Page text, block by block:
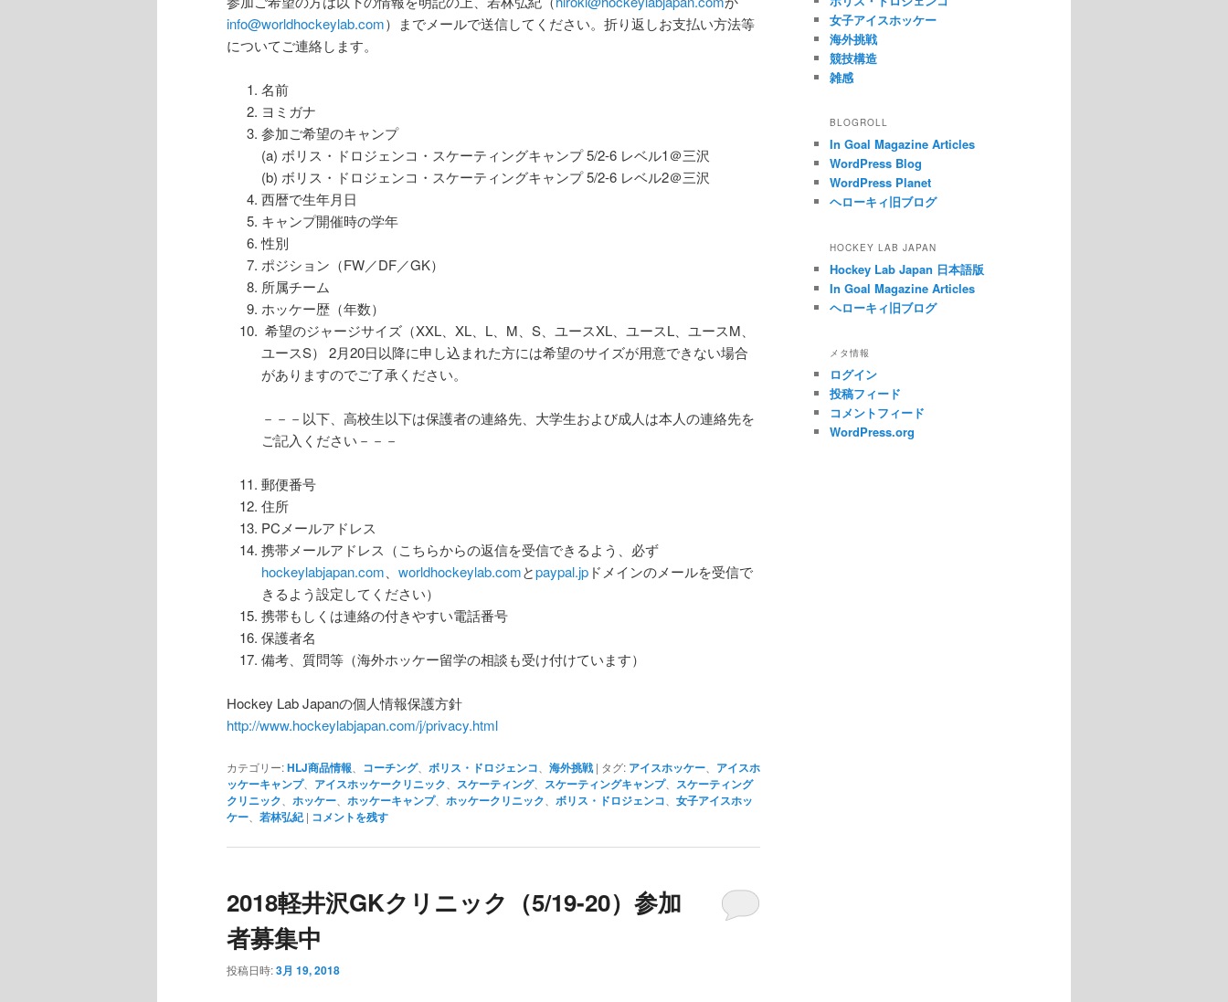
info@worldhockeylab.com）までメールで送信してください。折り返しお支払い方法等
についてご連絡します。
名前
ヨミガナ
参加ご希望のキャンプ
(a) ボリス・ドロジェンコ・スケーティングキャンプ 5/2-6 レベル1＠三沢
(b) ボリス・ドロジェンコ・スケーティングキャンプ 5/2-6 レベル2＠三沢
西暦で生年月日
キャンプ開催時の学年
性別
ポジション（FW／DF／GK）
所属チーム
ホッケー歴（年数）
希望のジャージサイズ（XXL、XL、L、M、S、ユースXL、ユースL、ユースM、
ユースS） 2月20日以降に申し込まれた方には希望のサイズが用意できない場合
がありますのでご了承ください。
－－－以下、高校生以下は保護者の連絡先、大学生および成人は本人の連絡先を
ご記入ください－－－
郵便番号
住所
PCメールアドレス
携帯メールアドレス（こちらからの返信を受信できるよう、必ず
hockeylabjapan.com
worldhockeylab.comとpaypal.jpドメインのメールを受信で
きるよう設定してください）
携帯もしくは連絡の付きやすい電話番号
保護者名
備考、質問等（海外ホッケー留学の相談も受け付けています）
Hockey Lab Japanの個人情報保護方針
http://www.hockeylabjapan.com/j/privacy.html
カテゴリー:HLJ商品情報 コーチング、 ボリス・ドロジェンコ 海外挑戦 | タグ: アイスホッケー
アイスホ
ッケーキャンプ、 アイスホッケークリニック スケーティング、 スケーティングキャンプ、 スケーティング
クリニック
ホッケー ホッケーキャンプ、 ホッケークリニック ボリス・ドロジェンコ
女子アイスホッ
ケー
若林弘紀 | コメントを残す
2018軽井沢GKクリニック（5/19-20）参加
者募集中
投稿日時:3月 19, 2018
女子アイスホッケー
海外挑戦
競技構造
雑感
BLOGROLL
In Goal Magazine Articles
WordPress Blog
WordPress Planet
ヘローキィ旧ブログ
HOCKEY LAB JAPAN
Hockey Lab Japan 日本語版
In Goal Magazine Articles
ヘローキィ旧ブログ
メタ情報
ログイン
投稿フィード
コメントフィード
WordPress.org